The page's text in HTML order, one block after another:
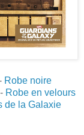
Robe noire
Robe en velours
de la Galaxie